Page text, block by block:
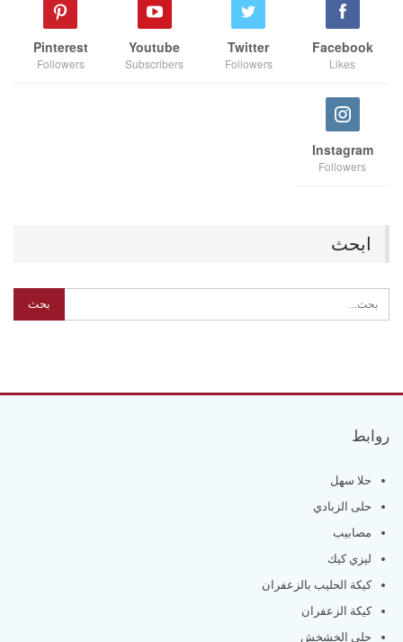
Facebook
Likes
Twitter
Followers
Youtube
Subscribers
Pinterest
Followers
Instagram
Followers
ابحث
روابط
حلا سهل
حلى الزبادي
مصابيب
ليزي كيك
كيكة الحليب بالزعفران
كيكة الزعفران
حلى الخشخش